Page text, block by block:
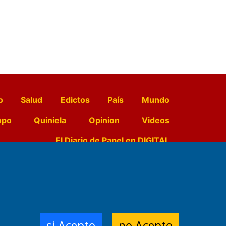
Salud Edictos País
Mundo
Quiniela Opinion
Videos
El Diario de Papel en DIGITAL